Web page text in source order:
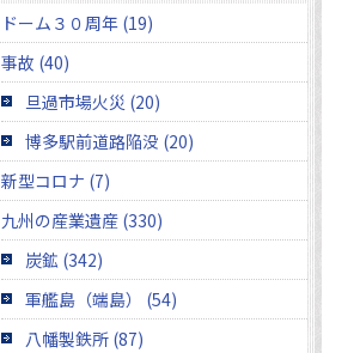
ドーム３０周年 (19)
事故 (40)
旦過市場火災 (20)
博多駅前道路陥没 (20)
新型コロナ (7)
九州の産業遺産 (330)
炭鉱 (342)
軍艦島（端島） (54)
八幡製鉄所 (87)